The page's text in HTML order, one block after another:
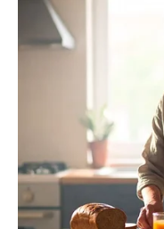
NOVU
Zvijezde posebno
Ljubav kakvu dugo
život.